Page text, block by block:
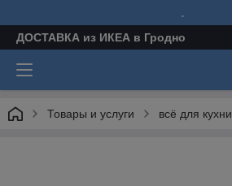
.
ДОСТАВКА из ИКЕА в Гродно
Товары и услуги всё для кухни